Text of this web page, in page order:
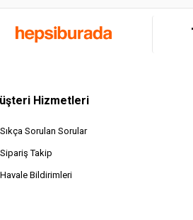
Hizmetleri
Sıkça Sorulan Sorular
Sipariş Takip
Havale Bildirimleri